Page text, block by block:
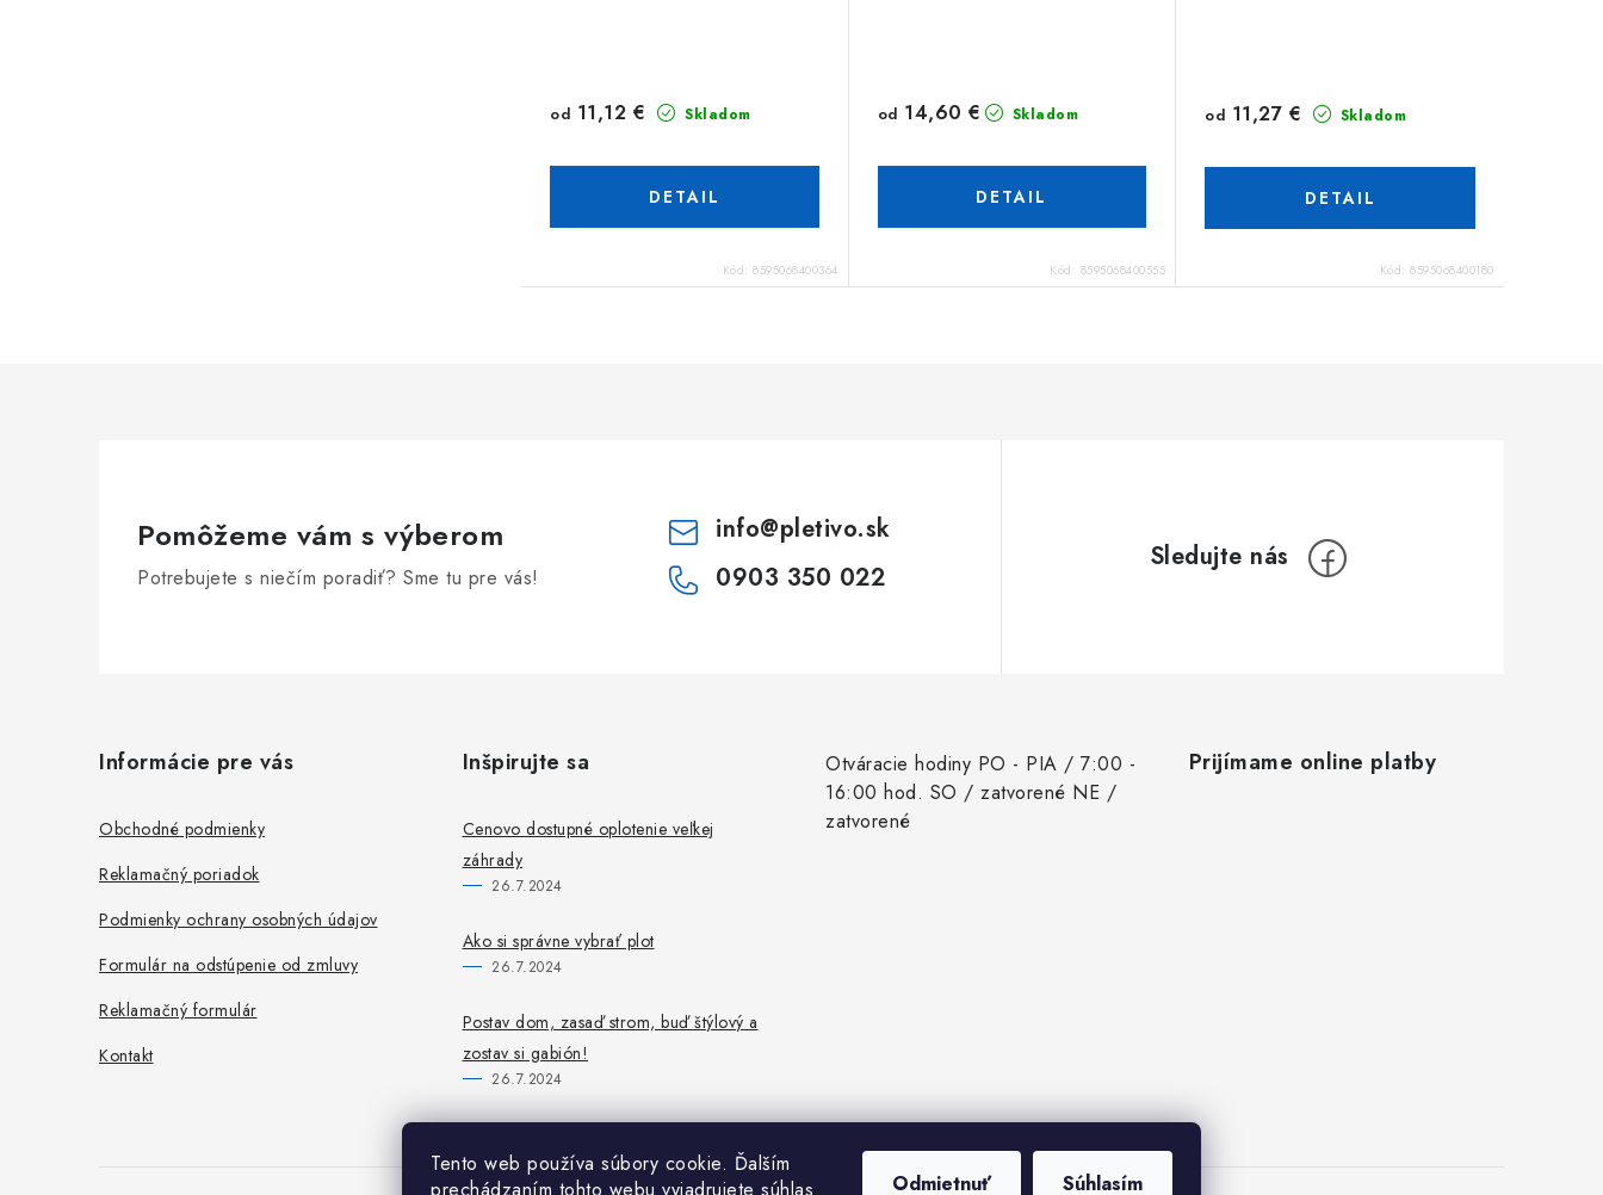
Tento web používa súbory cookie. Ďalším
Odmietnuť Súhlasím
Skladom
od 11,12 €
DETAIL
Kód:8595068400364
Skladom
od 14,60 €
DETAIL
Kód: 8595068400555
Skladom
od 11,27 €
DETAIL
Kód:8595068400180
Pomôžeme vám s výberom
Potrebujete s niečím poradiť? Sme tu pre vás!
info@pletivo.sk
0903 350 022
Informácie pre vás
Obchodné podmienky
Reklamačný poriadok
Podmienky ochrany osobných údajov
Formulár na odstúpenie od zmluvy
Reklamačný formulár
Kontakt
Inšpirujte sa
Cenovo dostupné oplotenie veľkej
záhrady
26.7.2024
Ako si správne vybrať plot
26.7.2024
Postav dom, zasaď strom, buď štýlový a
zostav si gabión!
26.7.2024
Otváracie hodiny PO - PIA / 7:00 -
16:00 hod. SO / zatvorené NE /
zatvorené
Prijímame online platby